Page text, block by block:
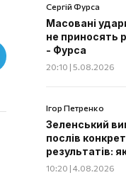
Сергій Фурса
Масовані
не приносять
- Фурса
20:10 | 5.08.2026
Ігор Петренко
Зеленський
послів
результатів:
завдання
10:20 | 4.08.2026